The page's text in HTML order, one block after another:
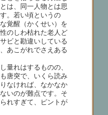
は、同一人物とは思
。若い頃というの
覚醒（かくせい）を
のしわ枯れた老人ど
ビと勘違いしている
あこがれでさえある
量れはするものの、
唐突で、いくら読み
なければ、なかなか
いのが難点です。そ
れすぎて、ピントが